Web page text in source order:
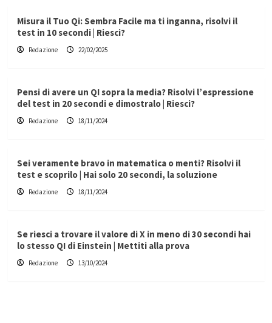
Misura il Tuo Qi: Sembra Facile ma ti inganna, risolvi il
test in 10 secondi | Riesci?
Redazione 22/02/2025
Pensi di avere un QI sopra la media? Risolvi l’espressione
del test in 20 secondi e dimostralo | Riesci?
Redazione 18/11/2024
Sei veramente bravo in matematica o menti? Risolvi il
test e scoprilo | Hai solo 20 secondi, la soluzione
Redazione 18/11/2024
Se riesci a trovare il valore di X in meno di 30 secondi hai
lo stesso QI di Einstein | Mettiti alla prova
Redazione 13/10/2024